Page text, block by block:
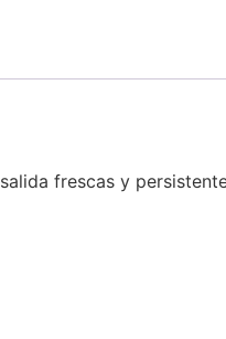
frescas y